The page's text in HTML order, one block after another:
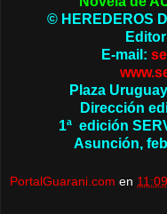
© HEREDEROS
E-mail:
Plaza
Dirección
1ª edición
Asunción,
PortalGuarani.com en 11:09